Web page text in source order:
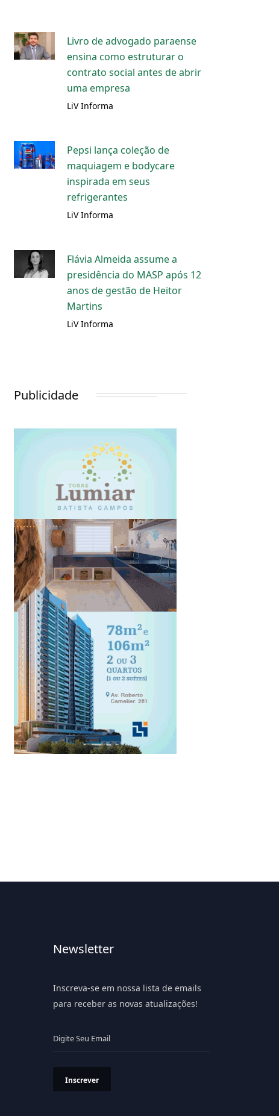
Livro de advogado paraense
ensina como estruturar o
contrato social antes de abrir
uma empresa
LiV Informa
Pepsi lança coleção de
maquiagem e bodycare
inspirada em seus
refrigerantes
LiV Informa
Flávia Almeida assume a
presidência do MASP após 12
anos de gestão de Heitor
Martins
LiV Informa
Publicidade
Newsletter
Inscreva-se em nossa lista de emails
para receber as novas atualizações!
Inscrever